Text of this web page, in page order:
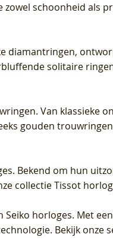
schoonheid als
diamantringen,
solitaire
Van
gouden
Bekend om hun
collectie Tissot
horloges. Met
Bekijk onze